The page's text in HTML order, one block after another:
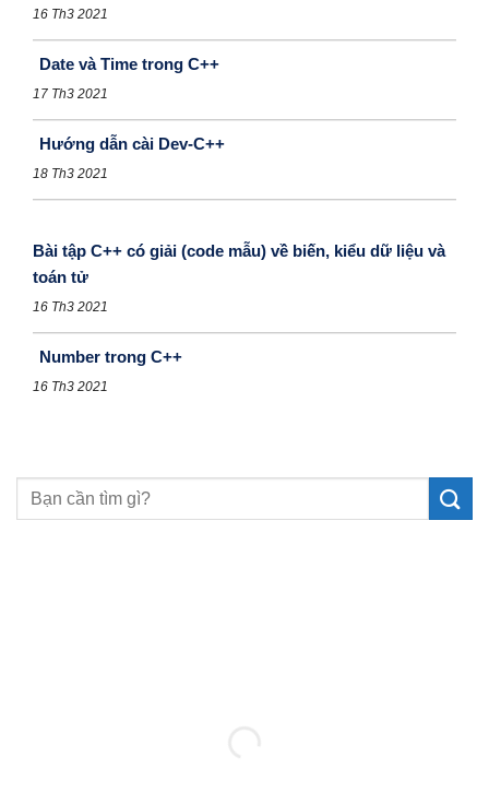
16 Th3 2021
Date và Time trong C++
17 Th3 2021
Hướng dẫn cài Dev-C++
18 Th3 2021
Bài tập C++ có giải (code mẫu) về biến, kiểu dữ liệu và
toán tử
16 Th3 2021
Number trong C++
16 Th3 2021